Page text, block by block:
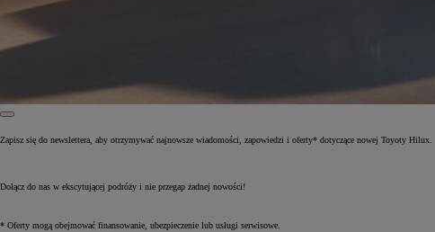
Yaris Cross
Zapisz się do newslettera, aby otrzymywać najnowsze wiadomości, zapowiedzi i oferty* dotyczące nowej Toyoty Hilux.
Dołącz do nas w ekscytującej podróży i nie przegap żadnej nowości!
* Oferty mogą obejmować finansowanie, ubezpieczenie lub usługi serwisowe.